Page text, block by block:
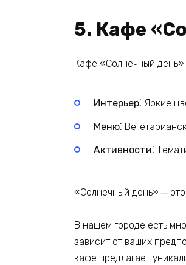
5. Кафе
Кафе «Солнечный день»
Интерьер⁚ Яркие
Меню⁚
Активности⁚
«Солнечный день» ─
В нашем городе есть
зависит от ваших
кафе предлагает